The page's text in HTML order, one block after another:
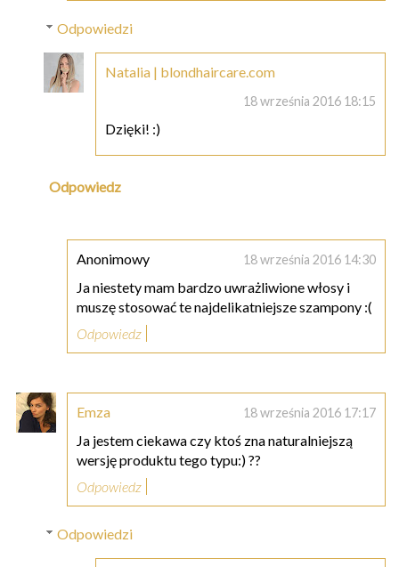
Odpowiedzi
Natalia | blondhaircare.com
18 września 2016 18:15
Dzięki! :)
Odpowiedz
Anonimowy 18 września 2016 14:30
Ja niestety mam bardzo uwrażliwione włosy i
muszę stosować te najdelikatniejsze szampony :(
Odpowiedz
Emza 18 września 2016 17:17
Ja jestem ciekawa czy ktoś zna naturalniejszą
wersję produktu tego typu:) ??
Odpowiedz
Odpowiedzi